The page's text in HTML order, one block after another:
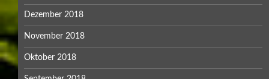
Dezember 2018
November 2018
Oktober 2018